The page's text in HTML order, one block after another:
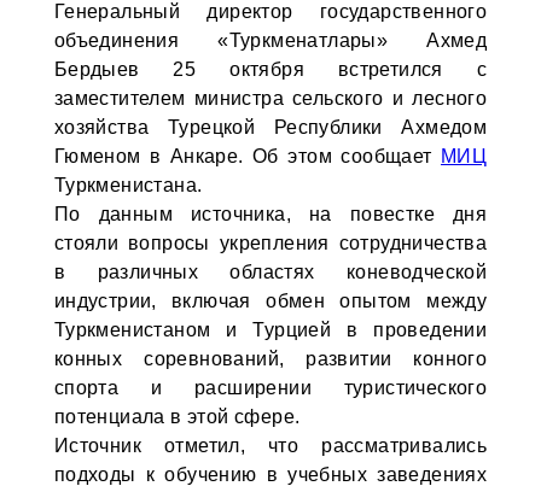
Генеральный директор государственного
объединения «Туркменатлары» Ахмед
Бердыев 25 октября встретился с
заместителем министра сельского и лесного
хозяйства Турецкой Республики Ахмедом
Гюменом в Анкаре. Об этом сообщает МИЦ
Туркменистана.
По данным источника, на повестке дня
стояли вопросы укрепления сотрудничества
в различных областях коневодческой
индустрии, включая обмен опытом между
Туркменистаном и Турцией в проведении
конных соревнований, развитии конного
спорта и расширении туристического
потенциала в этой сфере.
Источник отметил, что рассматривались
подходы к обучению в учебных заведениях